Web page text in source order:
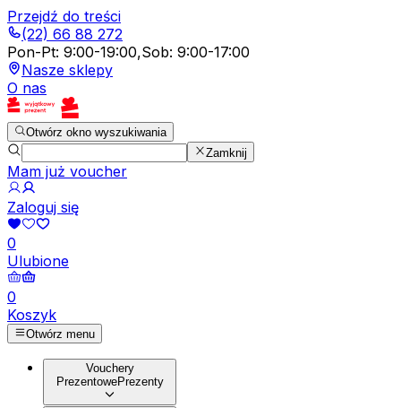
Przejdź do treści
(22) 66 88 272
Pon-Pt: 9:00-19:00,Sob: 9:00-17:00
Nasze sklepy
O nas
Otwórz okno wyszukiwania
Zamknij
Mam już voucher
Zaloguj się
0
Ulubione
0
Koszyk
Otwórz menu
Vouchery
PrezentowePrezenty